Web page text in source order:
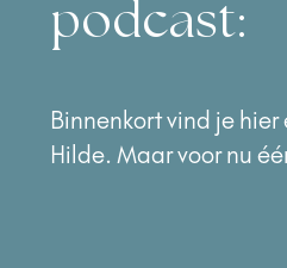
podcast:
Binnenkort vind je
Hilde. Maar voor nu